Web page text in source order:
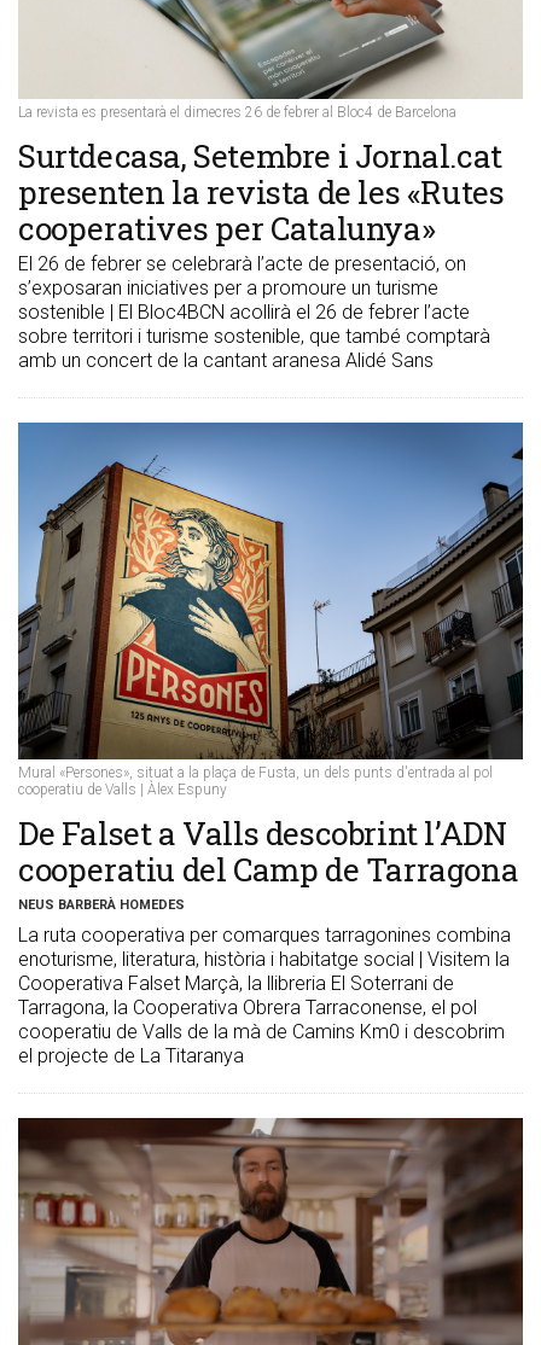
La revista es presentarà el dimecres 26 de febrer al Bloc4 de Barcelona
Surtdecasa, Setembre i Jornal.cat
presenten la revista de les «Rutes
cooperatives per Catalunya»
El 26 de febrer se celebrarà l’acte de presentació, on
s’exposaran iniciatives per a promoure un turisme
sostenible | El Bloc4BCN acollirà el 26 de febrer l’acte
sobre territori i turisme sostenible, que també comptarà
amb un concert de la cantant aranesa Alidé Sans
Mural «Persones», situat a la plaça de Fusta, un dels punts d'entrada al pol
cooperatiu de Valls | Àlex Espuny
De Falset a Valls descobrint l’ADN
cooperatiu del Camp de Tarragona
NEUS BARBERÀ HOMEDES
La ruta cooperativa per comarques tarragonines combina
enoturisme, literatura, història i habitatge social | Visitem la
Cooperativa Falset Marçà, la llibreria El Soterrani de
Tarragona, la Cooperativa Obrera Tarraconense, el pol
cooperatiu de Valls de la mà de Camins Km0 i descobrim
el projecte de La Titaranya